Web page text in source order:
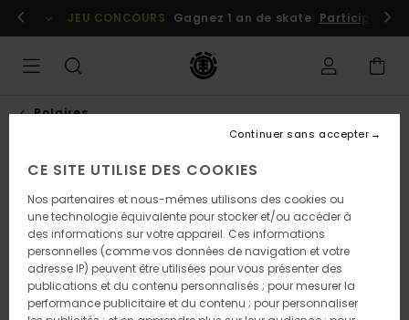
l'information
Se connecter / s'inscrire
JEU CONCOURS Gagnez 1 an de skate Participez
Polaires
NOUVEAUTÉ
CE SITE UTILISE DES COOKIES
Nos partenaires et nous-mêmes utilisons des cookies ou
une technologie équivalente pour stocker et/ou accéder à
des informations sur votre appareil. Ces informations
personnelles (comme vos données de navigation et votre
adresse IP) peuvent être utilisées pour vous présenter des
publications et du contenu personnalisés ; pour mesurer la
performance publicitaire et du contenu ; pour personnaliser
Continuer sans accepter